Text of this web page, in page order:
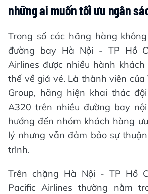
những ai muốn tối ưu ngân
Trong số các hãng hàng
đường bay Hà Nội - TP Hồ
Airlines được nhiều hành
thế về giá vé. Là thành viên
Group, hãng hiện khai thác
A320 trên nhiều đường bay
hướng đến nhóm khách hàng
lý nhưng vẫn đảm bảo sự
trình.
Trên chặng Hà Nội - TP Hồ
Pacific Airlines thường nằm